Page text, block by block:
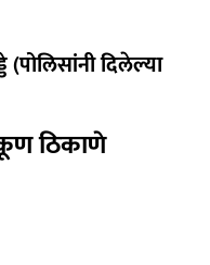
दिलेल्या
ठिकाणे